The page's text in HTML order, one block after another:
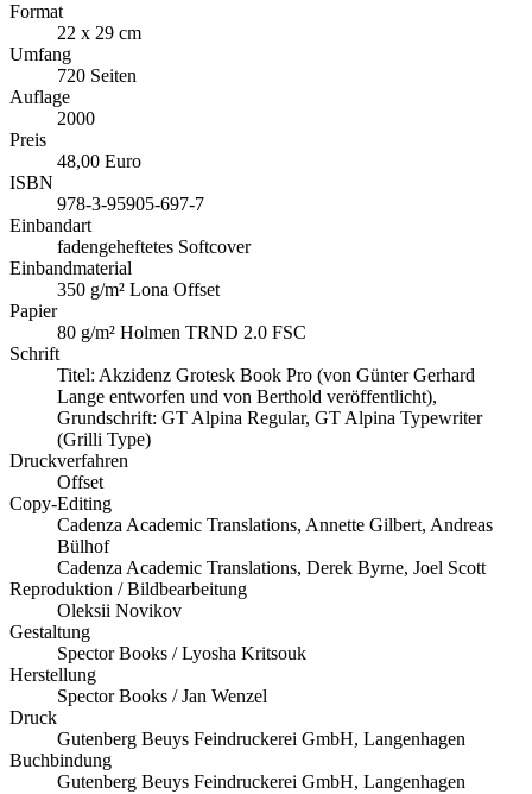
Format
22 x 29 cm
Umfang
720 Seiten
Auflage
2000
Preis
48,00 Euro
ISBN
978-3-95905-697-7
Einbandart
fadengeheftetes Softcover
Einbandmaterial
350 g/m² Lona Offset
Papier
80 g/m² Holmen TRND 2.0 FSC
Schrift
Titel: Akzidenz Grotesk Book Pro (von Günter Gerhard
Lange entworfen und von Berthold veröffentlicht),
Grundschrift: GT Alpina Regular, GT Alpina Typewriter
(Grilli Type)
Druckverfahren
Offset
Copy-Editing
Cadenza Academic Translations, Annette Gilbert, Andreas
Bülhof
Cadenza Academic Translations, Derek Byrne, Joel Scott
Reproduktion / Bildbearbeitung
Oleksii Novikov
Gestaltung
Spector Books / Lyosha Kritsouk
Herstellung
Spector Books / Jan Wenzel
Druck
Gutenberg Beuys Feindruckerei GmbH, Langenhagen
Buchbindung
Gutenberg Beuys Feindruckerei GmbH, Langenhagen